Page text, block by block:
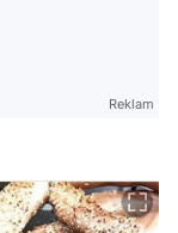
Reklam